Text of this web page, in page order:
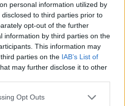
personal information utilized by
to third parties prior to
opt-out of the further
information by third parties on the
This information may
parties on the IAB’s List of
may further disclose it to other
Opt Outs
mai diákok? Sokan már
elképesztő,
tartott készségek között
a problémamegoldás és a